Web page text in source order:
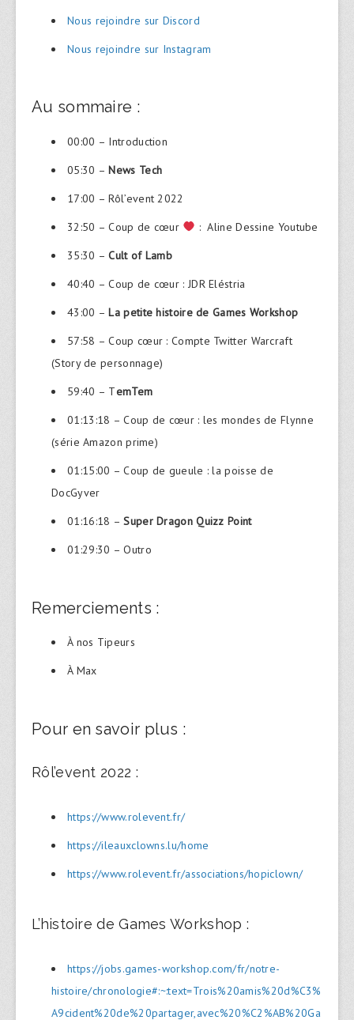
Nous rejoindre sur Discord
Nous rejoindre sur Instagram
Au sommaire :
00:00 – Introduction
05:30 –News Tech
17:00 – Rôl’event 2022
32:50 – Coup de cœur
: Aline Dessine Youtube
35:30 –Cult of Lamb
40:40 – Coup de cœur : JDR Eléstria
43:00 –La petite histoire de Games Workshop
57:58 – Coup cœur : Compte Twitter Warcraft
(Story de personnage)
59:40 – TemTem
01:13:18 – Coup de cœur : les mondes de Flynne
(série Amazon prime)
01:15:00 – Coup de gueule : la poisse de
DocGyver
01:16:18 –Super Dragon Quizz Point
01:29:30 – Outro
Remerciements :
À nos Tipeurs
À Max
Pour en savoir plus :
Rôl’event 2022 :
https://www.rolevent.fr/
https://ileauxclowns.lu/home
https://www.rolevent.fr/associations/hopiclown/
L’histoire de Games Workshop :
https://jobs.games-workshop.com/fr/notre-
histoire/chronologie#:~:text=Trois%20amis%20d%C3%
A9cident%20de%20partager,avec%20%C2%AB%20Ga